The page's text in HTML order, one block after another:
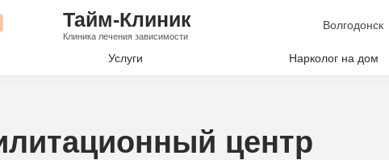
Тайм-Клиник
Клиника лечения зависимости
Волгодонск
Услуги
Вывод из запоя
Нарколог на дом
центр